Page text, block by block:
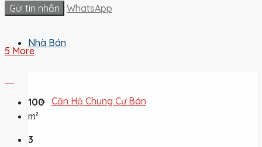
Nhà Bán
Căn Hộ Chung Cư Bán
Gửi tin nhắn WhatsApp
5 More
100
m²
3